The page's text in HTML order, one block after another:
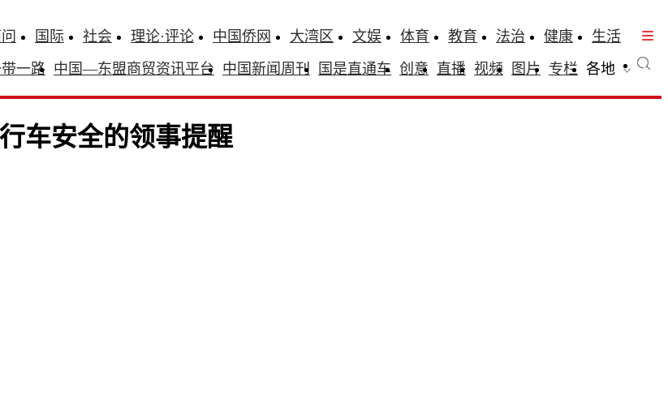
国际 社会 理论·评论 中国侨网 大湾区 文娱 体育 教育 法治 健康
生活
一路 中国—东盟商贸资讯平台 中国新闻周刊 国是直通车 创意 直播 视频 图片 专栏 各地
车安全的领事提醒